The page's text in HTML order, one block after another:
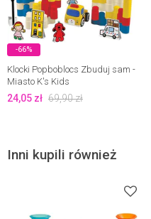
-66%
Klocki Popboblocs Zbuduj sam -
Miasto K's Kids
24,05 zł 69,90zł
Inni kupili również